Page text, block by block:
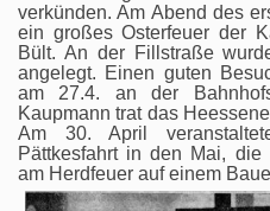
verkünden. Am Abend des
ein großes Osterfeuer der
Bült. An der Fillstraße
angelegt. Einen guten
am 27.4. an der
Kaupmann trat das
Am 30. April
Pättkesfahrt in den Mai,
am Herdfeuer auf einem